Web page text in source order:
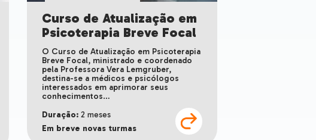
Curso de Atualização em
Psicoterapia Breve Focal
O Curso de Atualização em Psicoterapia
Breve Focal, ministrado e coordenado
pela Professora Vera Lemgruber,
destina-se a médicos e psicólogos
interessados em aprimorar seus
conhecimentos…
Duração: 2 meses
Em breve novas turmas